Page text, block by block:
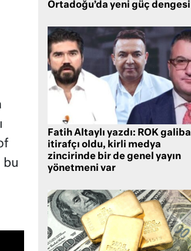
bu
Ortadoğu’da yeni güç dengesi
Fatih Altaylı yazdı: ROK galiba
itirafçı oldu, kirli medya
zincirinde bir de genel yayın
yönetmeni var